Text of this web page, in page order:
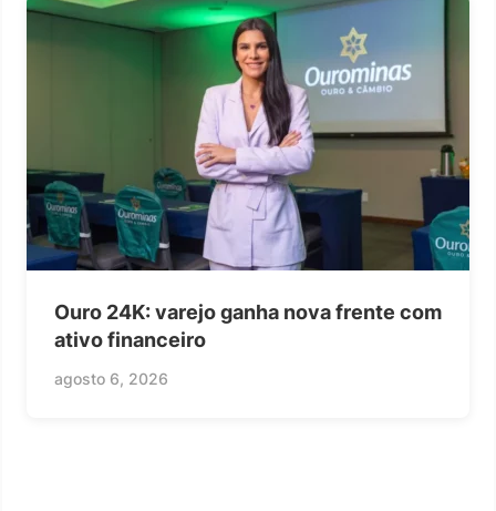
Ouro 24K: varejo ganha nova frente com
ativo financeiro
agosto 6, 2026